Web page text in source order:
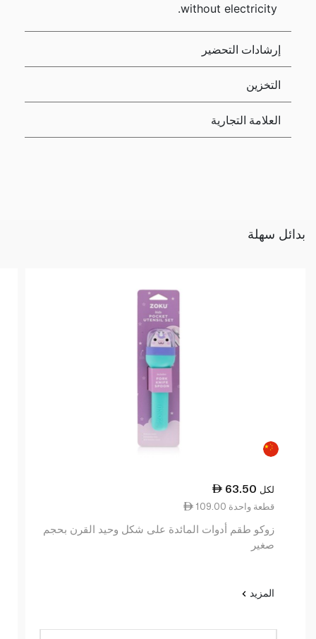
without electricity.
إرشادات التحضير
التخزين
العلامة التجارية
بدائل سهلة
63.50 لكل
109.00 قطعة واحدة
زوكو طقم أدوات المائدة على شكل وحيد القرن بحجم
صغير
المزيد